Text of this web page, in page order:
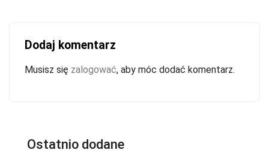
Dodaj komentarz
Musisz się zalogować, aby móc dodać komentarz.
Ostatnio dodane